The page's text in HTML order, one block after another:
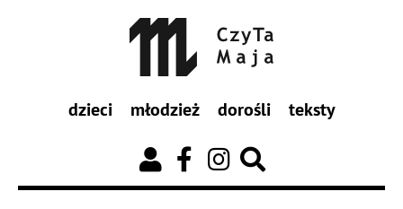
dzieci młodzież dorośli teksty